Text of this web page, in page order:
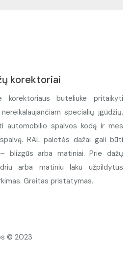
korektoriai
korektoriaus buteliuke pritaikyti
specialių įgūdžių.
automobilio spalvos kodą ir mes
RAL paletės dažai gali būti
blizgūs arba matiniai. Prie dažų
arba matiniu laku užpildytus
Greitas pristatymas.
© 2023